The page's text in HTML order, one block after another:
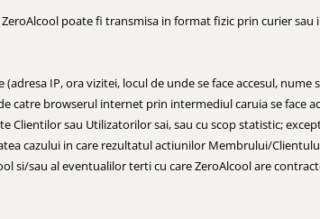
poate fi transmisa in format fizic prin curier
IP, ora vizitei, locul de unde se face accesul,
catre browserul internet prin intermediul caruia se face
Clientilor sau Utilizatorilor sai, sau cu scop statistic;
cazului in care rezultatul actiunilor Membrului/
si/sau al eventualilor terti cu care ZeroAlcool are